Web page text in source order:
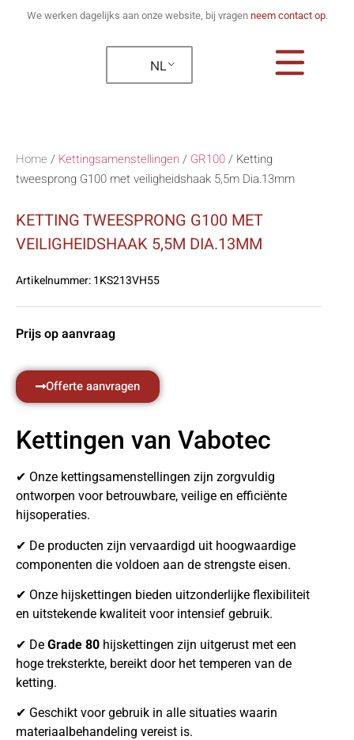
We werken dagelijks aan onze website, bij vragen neem contact op.
NL
Home / Kettingsamenstellingen / GR100/ Ketting
tweesprong G100 met veiligheidshaak 5,5m Dia.13mm
KETTING TWEESPRONG G100 MET
VEILIGHEIDSHAAK 5,5M DIA.13MM
Artikelnummer:1KS213VH55
Prijs op aanvraag
Offerte aanvragen
Kettingen van Vabotec
✔ Onze kettingsamenstellingen zijn zorgvuldig
ontworpen voor betrouwbare, veilige en efficiënte
hijsoperaties.
✔ De producten zijn vervaardigd uit hoogwaardige
componenten die voldoen aan de strengste eisen.
✔ Onze hijskettingen bieden uitzonderlijke flexibiliteit
en uitstekende kwaliteit voor intensief gebruik.
✔ De Grade 80 hijskettingen zijn uitgerust met een
hoge treksterkte, bereikt door het temperen van de
ketting.
✔ Geschikt voor gebruik in alle situaties waarin
materiaalbehandeling vereist is.